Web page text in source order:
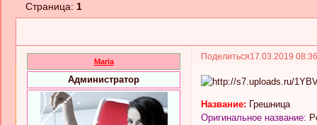
Страница:1
Поделиться17.03.2019
Maria
Администратор
Название: Грешница
Оригинальное название: